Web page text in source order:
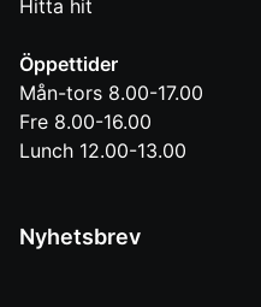
Hitta hit
Öppettider
Mån-tors 8.00-17.00
Fre 8.00-16.00
Lunch 12.00-13.00
Nyhetsbrev